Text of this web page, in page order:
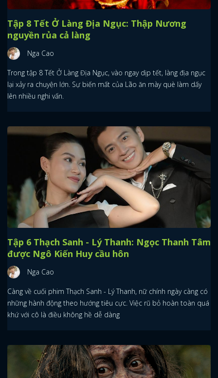
Tập 8 Tết Ở Làng Địa Ngục: Thập Nương
nguyền rủa cả làng
Nga Cao
Trong tập 8 Tết Ở Làng Địa Ngục, vào ngay dịp tết, làng địa ngục
lại xảy ra chuyện lớn. Sự biến mất của Lão ăn mày què làm dấy
lên nhiều nghi vấn.
Tập 6 Thạch Sanh - Lý Thanh: Ngọc Thanh Tâm
được Ngô Kiến Huy cầu hôn
Nga Cao
Càng về cuối phim Thạch Sanh - Lý Thanh, nữ chính ngày càng có
những hành động theo hướng tiêu cực. Việc rũ bỏ hoàn toàn quá
khứ với cô là điều không hề dễ dàng